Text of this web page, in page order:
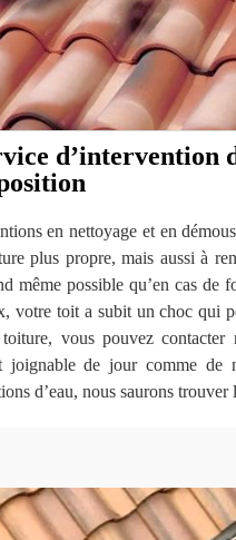
d’intervention
en nettoyage et en
plus propre, mais aussi à
même possible qu’en cas de
votre toit a subit un choc qui
vous pouvez contacter
joignable de jour comme de
d’eau, nous saurons